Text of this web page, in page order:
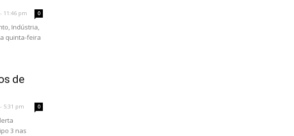
11:46 pm 0
Indústria,
quinta-feira
de
5:31 pm 0
3 nas